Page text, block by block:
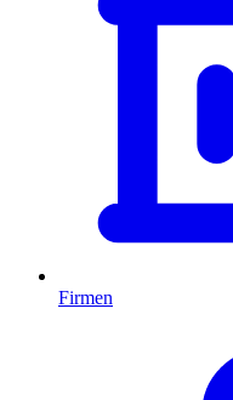
Firmen